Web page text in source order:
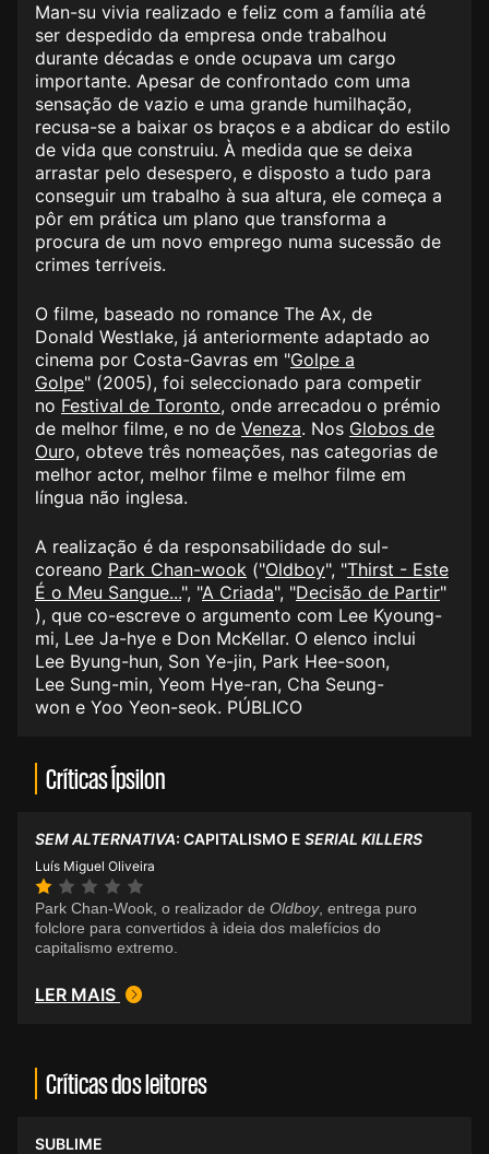
Man-su vivia realizado e feliz com a família até
ser despedido da empresa onde trabalhou
durante décadas e onde ocupava um cargo
importante. Apesar de confrontado com uma
sensação de vazio e uma grande humilhação,
recusa-se a baixar os braços e a abdicar do estilo
de vida que construiu. À medida que se deixa
arrastar pelo desespero, e disposto a tudo para
conseguir um trabalho à sua altura, ele começa a
pôr em prática um plano que transforma a
procura de um novo emprego numa sucessão de
crimes terríveis.
O filme, baseado no romance The Ax, de
Donald Westlake, já anteriormente adaptado ao
cinema por Costa-Gavras em "Golpe a
Golpe" (2005), foi seleccionado para competir
no Festival de Toronto, onde arrecadou o prémio
de melhor filme, e no de Veneza. Nos Globos de
Ouro, obteve três nomeações, nas categorias de
melhor actor, melhor filme e melhor filme em
língua não inglesa.
A realização é da responsabilidade do sul-
coreano Park Chan-wook ("Oldboy", "Thirst - Este
É o Meu Sangue...", "A Criada", "Decisão de Partir"​
), que co-escreve o argumento com Lee Kyoung-
mi, Lee Ja-hye e Don McKellar. O elenco inclui
Lee Byung-hun, Son Ye-jin, Park Hee-soon,
Lee Sung-min, Yeom Hye-ran, Cha Seung-
won e Yoo Yeon-seok. PÚBLICO
Críticas Ípsilon
SEM ALTERNATIVA: CAPITALISMO E SERIAL KILLERS
Luís Miguel Oliveira
Park Chan-Wook, o realizador de Oldboy, entrega puro
folclore para convertidos à ideia dos malefícios do
capitalismo extremo.
LER MAIS
Críticas dos leitores
SUBLIME